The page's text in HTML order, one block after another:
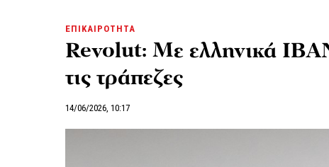
ΕΠΙΚΑΙΡΟΤΗΤΑ
Revolut: Με ελληνικά
τις τράπεζες
14/06/2026, 10:17